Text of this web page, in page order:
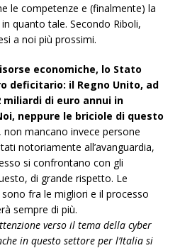
le competenze e (finalmente) la
quanto tale. Secondo Riboli,
a noi più prossimi.
economiche, lo Stato
deficitario: il Regno Unito, ad
di euro annui in
neppure le briciole di questo
mancano invece persone
notoriamente all’avanguardia,
si confrontano con gli
di grande rispetto. Le
fra le migliori e il processo
sempre di più.
verso il tema della cyber
in questo settore per l’Italia si